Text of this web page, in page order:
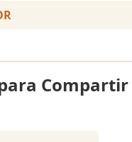
Compartir